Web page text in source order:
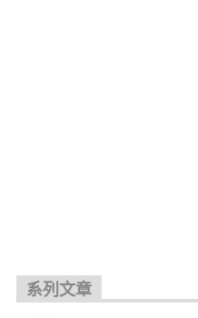
系列文章